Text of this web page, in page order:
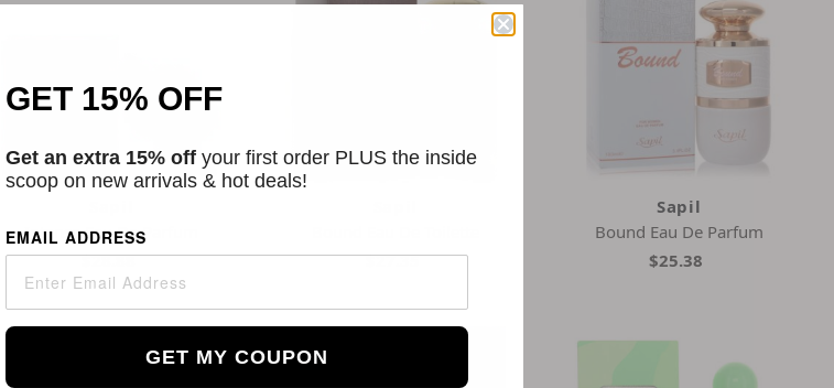
Intense Eau De Parfum
$28.88
$27.35
Sapil
Bound Eau De Parfum
$25.38
GET 15% OFF
Get an extra 15% off your first order PLUS the inside
scoop on new arrivals & hot deals!
EMAIL ADDRESS
GET MY COUPON